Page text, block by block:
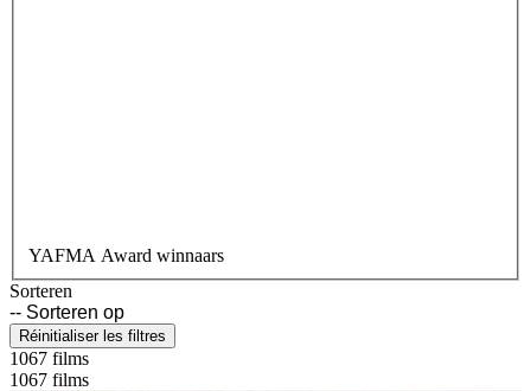
YAFMA Award winnaars
Sorteren
Réinitialiser les filtres
1067 films
1067 films